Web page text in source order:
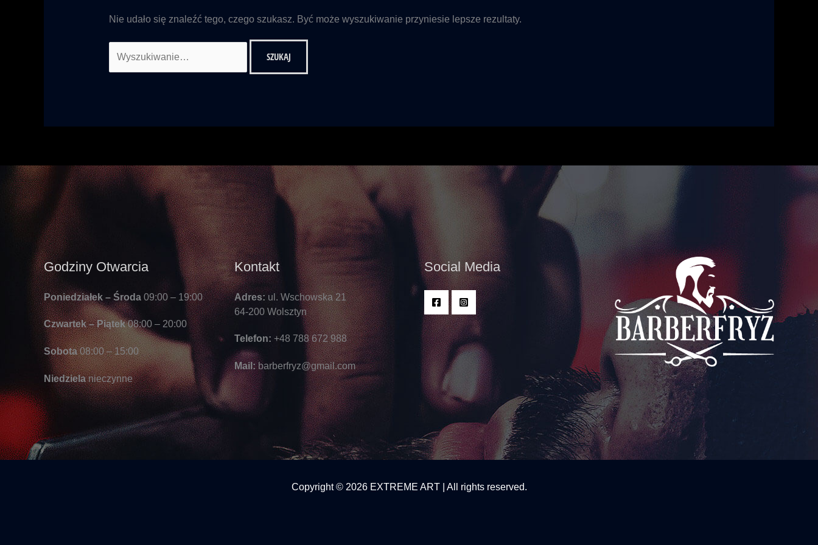
Nie udało się znaleźć tego, czego szukasz. Być może wyszukiwanie przyniesie lepsze rezultaty.
Godziny Otwarcia
Poniedziałek – Środa 09:00 – 19:00
Czwartek – Piątek08:00 – 20:00
Sobota08:00 – 15:00
Niedzielanieczynne
Kontakt
Adres: ul. Wschowska 21
64-200 Wolsztyn
Telefon: +48 788 672 988
Mail: barberfryz@gmail.com
Social Media
Copyright © 2026 EXTREME ART | All rights reserved.